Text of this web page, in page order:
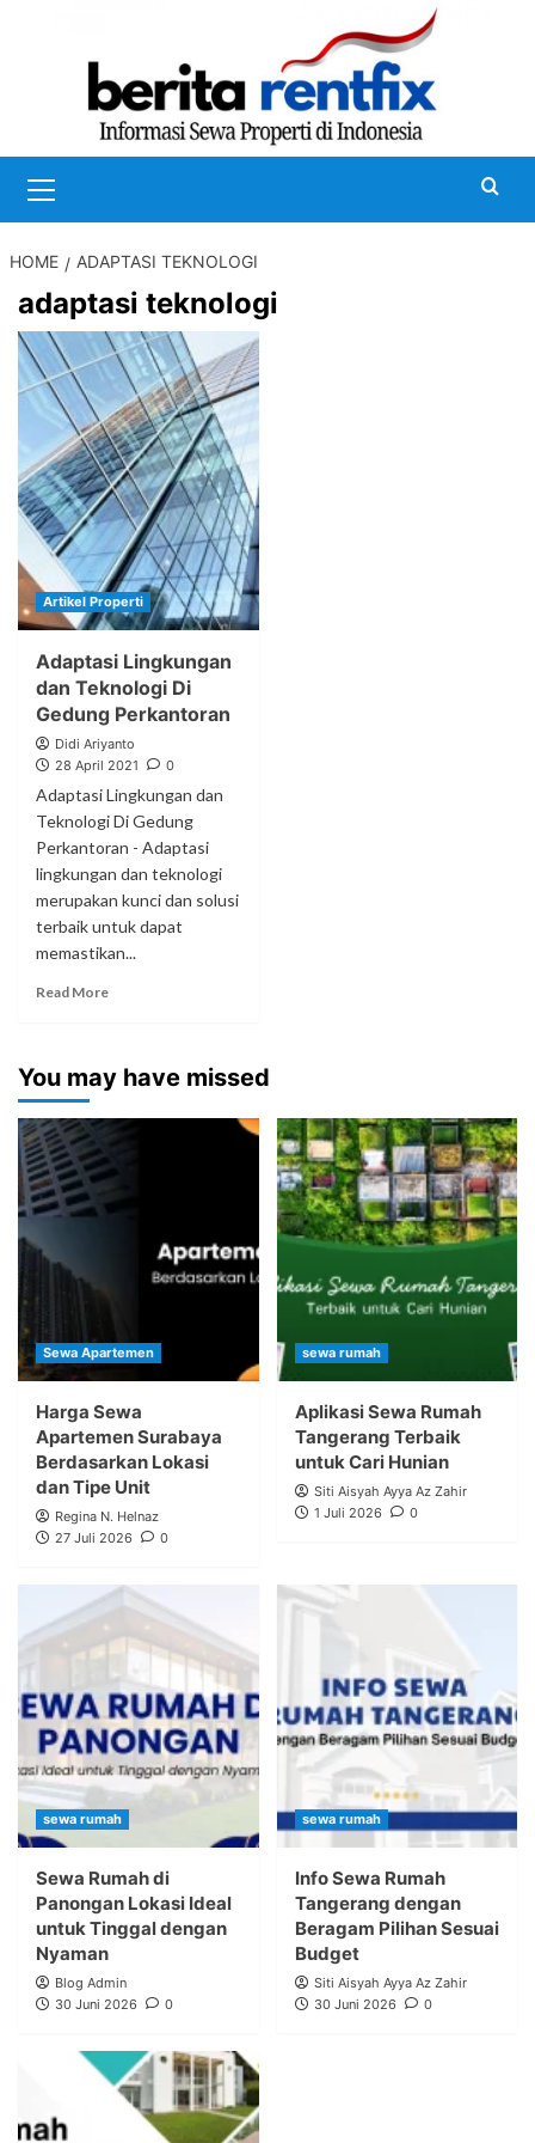
Menu
HOME ADAPTASI TEKNOLOGI
adaptasi teknologi
Artikel Properti
Adaptasi Lingkungan
dan Teknologi Di
Gedung Perkantoran
Didi Ariyanto
28 April 2021
0
Adaptasi Lingkungan dan
Teknologi Di Gedung
Perkantoran - Adaptasi
lingkungan dan teknologi
merupakan kunci dan solusi
terbaik untuk dapat
memastikan...
Read More
You may have missed
Sewa Apartemen
Harga Sewa
Apartemen Surabaya
Berdasarkan Lokasi
dan Tipe Unit
Regina N. Helnaz
27 Juli 2026
0
sewa rumah
Aplikasi Sewa Rumah
Tangerang Terbaik
untuk Cari Hunian
Siti Aisyah Ayya Az Zahir
1 Juli 2026
0
sewa rumah
Sewa Rumah di
Panongan Lokasi Ideal
untuk Tinggal dengan
Nyaman
Blog Admin
30 Juni 2026
0
sewa rumah
Info Sewa Rumah
Tangerang dengan
Beragam Pilihan Sesuai
Budget
Siti Aisyah Ayya Az Zahir
30 Juni 2026
0